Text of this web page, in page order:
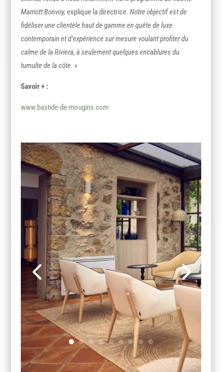
Marriott Bonvoy,explique la directrice.Notre objectif est de
fidéliser une clientèle haut de gamme en quête de luxe
contemporain et d’expérience sur mesure voulant profiter du
calme de la Riviera, à seulement quelques encablures du
tumulte de la côte. »
Savoir + :
www.bastide-de-mougins.com